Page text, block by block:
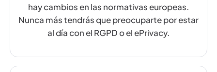
hay cambios en las normativas europeas.
Nunca más tendrás que preocuparte por estar
al día con el RGPD o el ePrivacy.